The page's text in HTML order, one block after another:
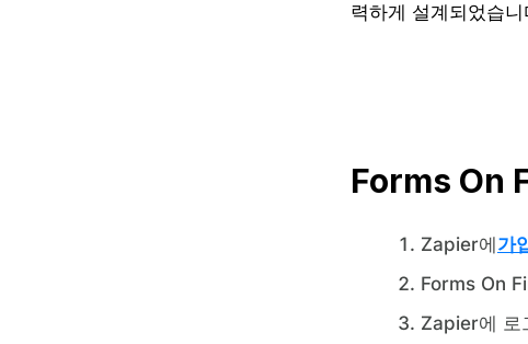
력하게 설계되었습
Forms On
Zapier에 가
Forms On
Zapier에 로